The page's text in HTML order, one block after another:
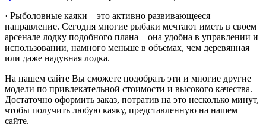
· Рыболовные каяки – это активно развивающееся
направление. Сегодня многие рыбаки мечтают иметь в своем
арсенале лодку подобного плана – она удобна в управлении и
использовании, намного меньше в объемах, чем деревянная
или даже надувная лодка.
На нашем сайте Вы сможете подобрать эти и многие другие
модели по привлекательной стоимости и высокого качества.
Достаточно оформить заказ, потратив на это несколько минут,
чтобы получить любую каяку, представленную на нашем
сайте.